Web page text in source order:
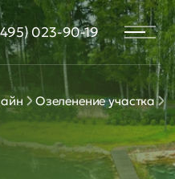
023-90-19
Озеленение участка